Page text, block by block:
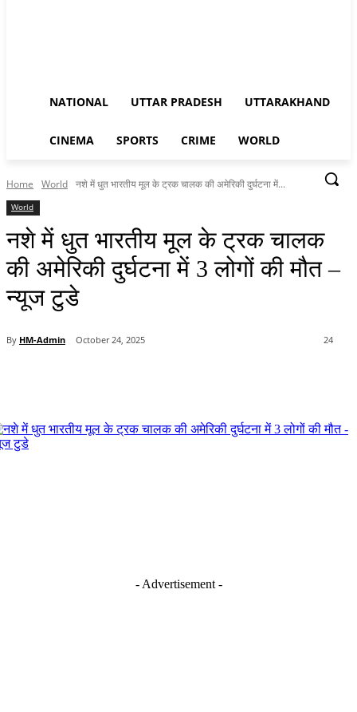
NATIONAL UTTAR PRADESH UTTARAKHAND
CINEMA SPORTS CRIME WORLD
Home World नशे में धुत भारतीय मूल के ट्रक चालक की अमेरिकी दुर्घटना में...
World
नशे में धुत भारतीय मूल के ट्रक चालक
की अमेरिकी दुर्घटना में 3 लोगों की मौत –
न्यूज टुडे
By HM-Admin October 24, 2025 24
- Advertisement -